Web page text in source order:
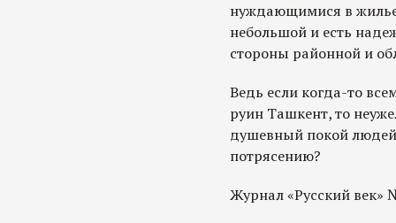
нуждающимися в
небольшой и есть
стороны районной и
Ведь если когда-то
руин Ташкент, то
душевный покой
потрясению?
Журнал «Русский век»